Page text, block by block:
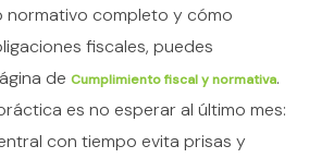
normativo completo y cómo
fiscales, puedes
de Cumplimiento fiscal y normativa.
es no esperar al último mes:
con tiempo evita prisas y